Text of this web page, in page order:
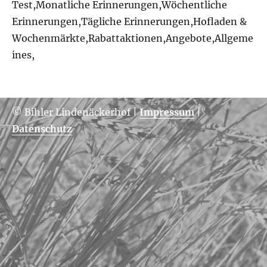
Test,Monatliche Erinnerungen,Wöchentliche
Erinnerungen,Tägliche Erinnerungen,Hofladen &
Wochenmärkte,Rabattaktionen,Angebote,Allgeme
ines,
© Bihler Lindenäckerhof|Impressum|
Datenschutz